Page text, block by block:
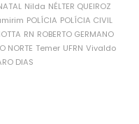
Nilda NÉLTER QUEIROZ
POLÍCIA POLÍCIA CIVIL
RN ROBERTO GERMANO
NORTE Temer UFRN Vivaldo
DIAS